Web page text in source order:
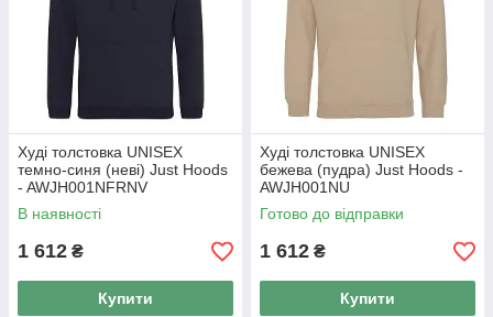
Худі толстовка UNISEX
темно-синя (неві) Just Hoods
- AWJH001NFRNV
В наявності
1 612 ₴
Купити
Худі толстовка UNISEX
бежева (пудра) Just Hoods -
AWJH001NU
Готово до відправки
1 612 ₴
Купити